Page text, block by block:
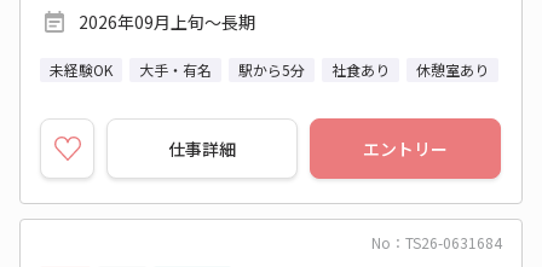
2026年09月上旬～長期
未経験OK 大手・有名 駅から5分 社食あり 休憩室あり
仕事詳細 エントリー
No：TS26-0631684